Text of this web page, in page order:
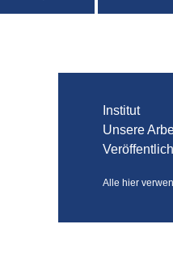
Institut
Unsere
Alle hier